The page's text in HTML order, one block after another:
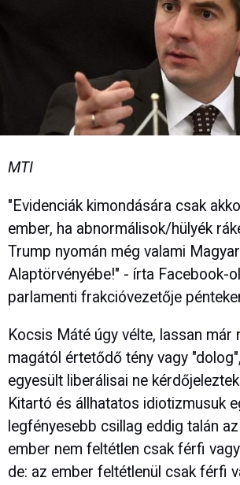
MTI
"Evidenciák kimondására csak
ember, ha abnormálisok/hülyék
Trump nyomán még valami
Alaptörvényébe!" - írta Facebook-
parlamenti frakcióvezetője
Kocsis Máté úgy vélte, lassan már
magától értetődő tény vagy
egyesült liberálisai ne
Kitartó és állhatatos idiotizmusuk
legfényesebb csillag eddig talán
ember nem feltétlen csak férfi
de: az ember feltétlenül csak férfi